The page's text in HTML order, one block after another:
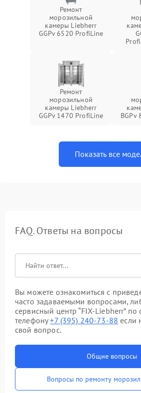
Ремонт
морозильной
камеры Liebherr
GGPv 6520 ProfiLine
Ремонт
морозильной
камеры Liebherr
GGPv 1470 ProfiLine
BGPv
Показать все
FAQ. Ответы на вопросы
Вы можете ознакомиться с
часто задаваемыми вопросами,
сервисный центр “FIX-Liebherr”
телефону+7 (395) 240-73-88 если
свой вопрос.
Общие вопросы
Вопросы по ремонту